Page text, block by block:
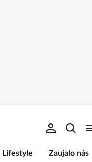
Lifestyle Zaujalo nás